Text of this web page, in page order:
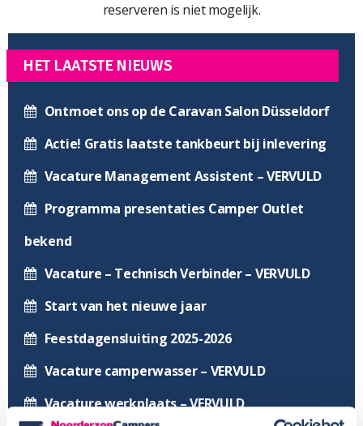
reserveren is niet mogelijk.
HET LAATSTE NIEUWS
Ontmoet ons op de Caravan Salon Düsseldorf
Actie! Gratis laatste tankbeurt bij inlevering
Vacature Management Assistent – VERVULD
Programma presentaties Camper Outlet
bekend
Vacature – Technisch Verbinder – VERVULD
Start van het nieuwe jaar
Feestdagensluiting 2025-2026
Vacature camperwasser – VERVULD
Vacature werkplaats – VERVULD